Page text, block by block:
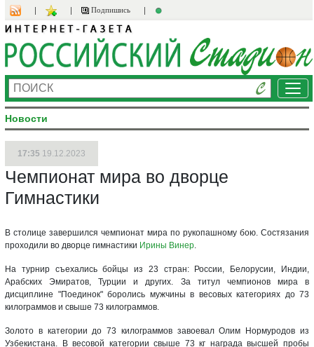
Подпишись
Новости
17:35 19.12.2023
Чемпионат мира во дворце
Гимнастики
В столице завершился чемпионат мира по рукопашному бою. Состязания
проходили во дворце гимнастики Ирины Винер.
На турнир съехались бойцы из 23 стран: России, Белорусии, Индии,
Арабских Эмиратов, Турции и других. За титул чемпионов мира в
дисциплине "Поединок" боролись мужчины в весовых категориях до 73
килограммов и свыше 73 килограммов.
Золото в категории до 73 килограммов завоевал Олим Нормуродов из
Узбекистана. В весовой категории свыше 73 кг награда высшей пробы